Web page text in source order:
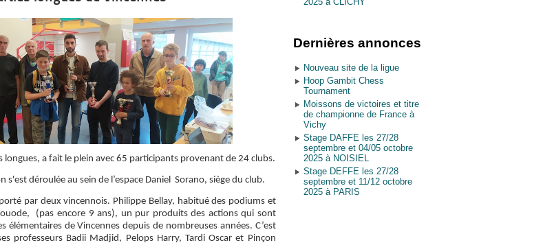
longues, a fait le plein avec 65 participants provenant de 24 clubs.
s'est déroulée au sein de l’espace Daniel Sorano, siège du club.
par deux vincennois. Philippe Bellay, habitué des podiums et
(pas encore 9 ans), un pur produits des actions qui sont
élémentaires de Vincennes depuis de nombreuses années. C’est
professeurs Badii Madjid, Pelops Harry, Tardi Oscar et Pinçon
Dernières annonces
Nouveau site de la ligue
Hoop Gambit Chess
Tournament
Moissons de victoires et titre
de championne de France à
Vichy
Stage DAFFE les 27/28
septembre et 04/05 octobre
2025 à NOISIEL
Stage DEFFE les 27/28
septembre et 11/12 octobre
2025 à PARIS